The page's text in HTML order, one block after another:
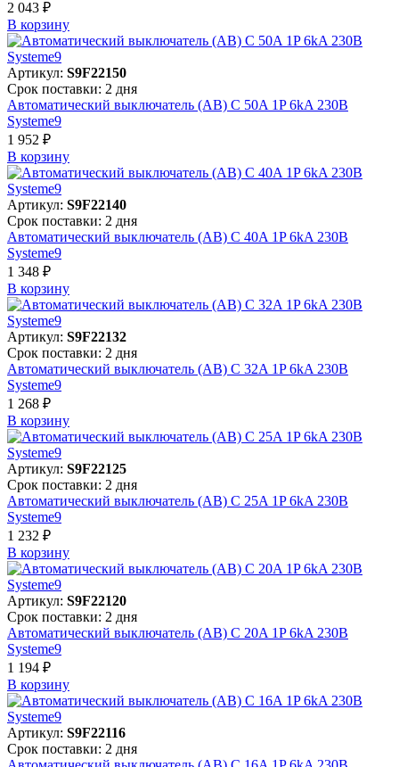
2 043 ₽
В корзинy
Артикул: S9F22150
Срок поставки: 2 дня
Автоматический выключатель (АВ) C 50A 1P 6kA 230В
Systeme9
1 952 ₽
В корзинy
Артикул: S9F22140
Срок поставки: 2 дня
Автоматический выключатель (АВ) C 40A 1P 6kA 230В
Systeme9
1 348 ₽
В корзинy
Артикул: S9F22132
Срок поставки: 2 дня
Автоматический выключатель (АВ) C 32A 1P 6kA 230В
Systeme9
1 268 ₽
В корзинy
Артикул: S9F22125
Срок поставки: 2 дня
Автоматический выключатель (АВ) C 25A 1P 6kA 230В
Systeme9
1 232 ₽
В корзинy
Артикул: S9F22120
Срок поставки: 2 дня
Автоматический выключатель (АВ) C 20A 1P 6kA 230В
Systeme9
1 194 ₽
В корзинy
Артикул: S9F22116
Срок поставки: 2 дня